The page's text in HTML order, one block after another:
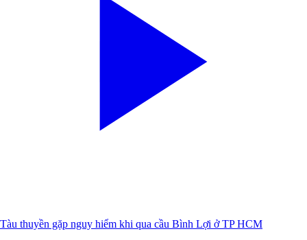
Tàu thuyền gặp nguy hiểm khi qua cầu Bình Lợi ở TP HCM